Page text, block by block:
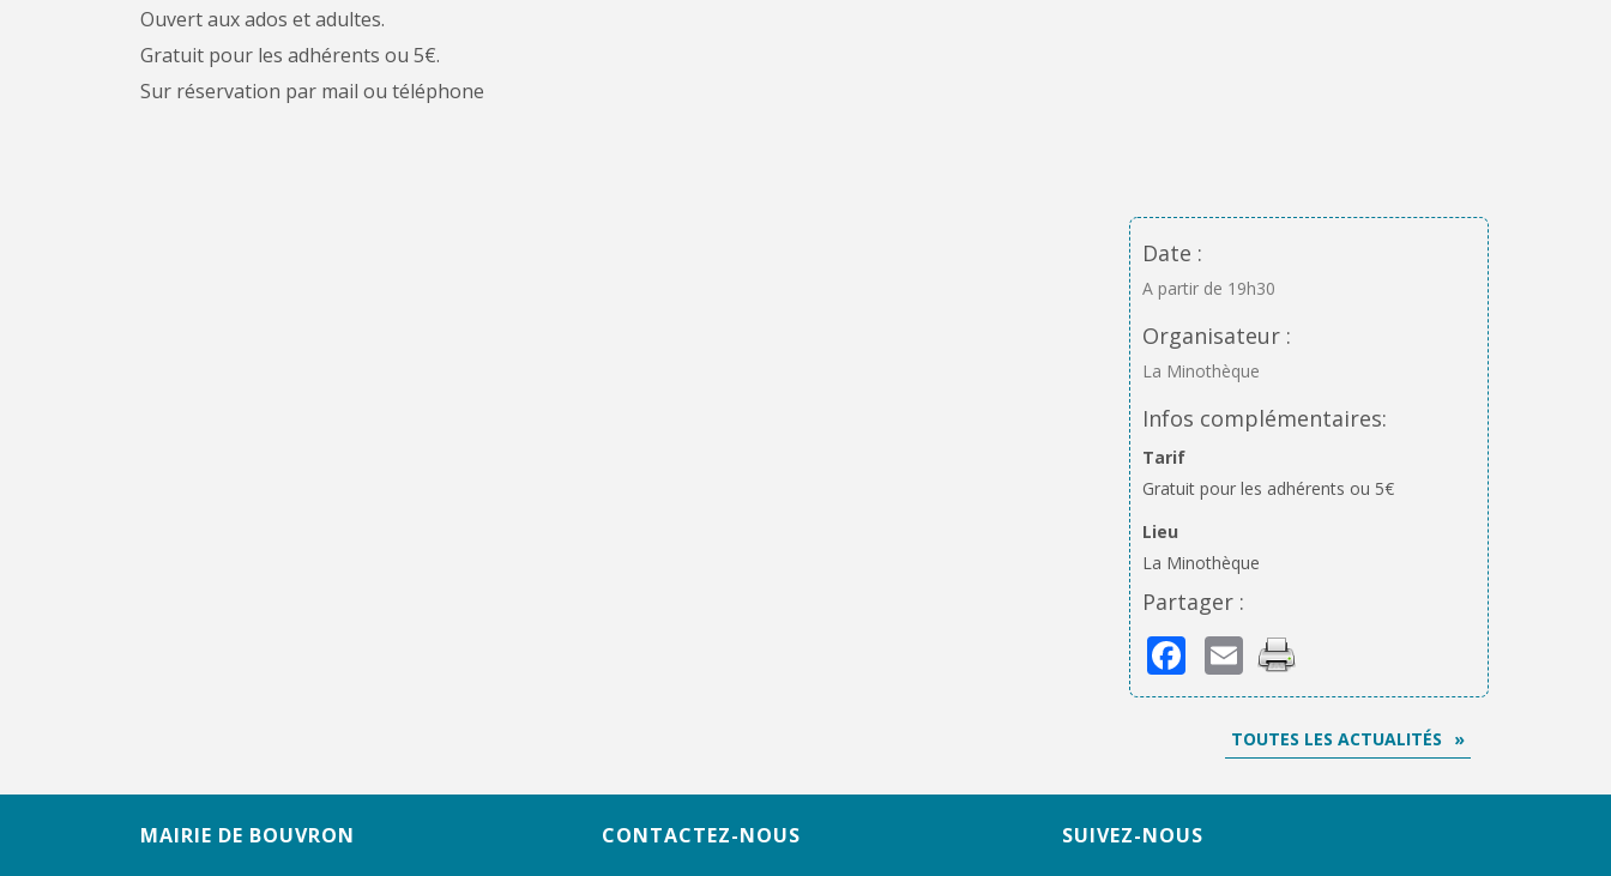
Ouvert aux ados et adultes.
Gratuit pour les adhérents ou 5€.
Sur réservation par mail ou téléphone
Date :
A partir de 19h30
Organisateur :
La Minothèque
Infos complémentaires:
Tarif
Gratuit pour les adhérents ou 5€
Lieu
La Minothèque
Partager :
Facebook
Email
TOUTES LES ACTUALITÉS
MAIRIE DE BOUVRON CONTACTEZ-NOUS SUIVEZ-NOUS